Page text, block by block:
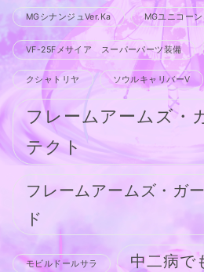
MGシナンジュVer.Ka MGユニコー
VF-25Fメサイア スーパーパーツ装備
クシャトリヤ ソウルキャリバーV
フレームアームズ
テクト
フレームアームズ・ガ
ド
モビルドールサラ 中二病で